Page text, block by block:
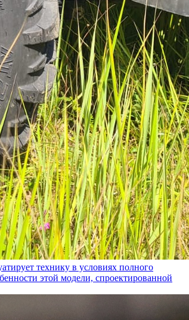
технику в условиях полного
этой модели, спроектированной